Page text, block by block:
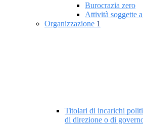
Burocrazia zero
Attività soggette
Organizzazione 1
Titolari di incarichi
di direzione o di